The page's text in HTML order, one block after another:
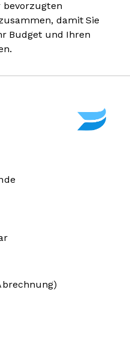
bevorzugten
damit Sie
Budget und Ihren